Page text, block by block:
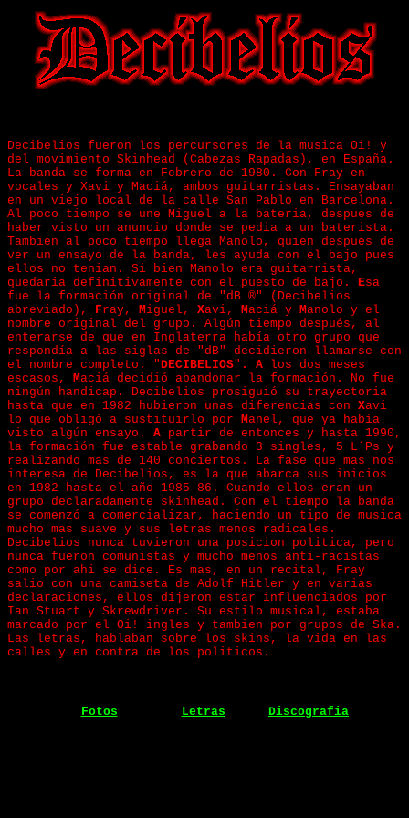
Decibelios fueron los percursores de la musica Oi! y
del movimiento Skinhead (Cabezas Rapadas), en España.
La banda se forma en Febrero de 1980. Con Fray en
vocales y Xavi y Maciá, ambos guitarristas. Ensayaban
en un viejo local de la calle San Pablo en Barcelona.
Al poco tiempo se une Miguel a la bateria, despues de
haber visto un anuncio donde se pedia a un baterista.
Tambien al poco tiempo llega Manolo, quien despues de
ver un ensayo de la banda, les ayuda con el bajo pues
ellos no tenian. Si bien Manolo era guitarrista,
quedaria definitivamente con el puesto de bajo. Esa
fue la formación original de "dB ®" (Decibelios
abreviado),
Fray, Miguel, Xavi, Maciá y Manolo y el
nombre original del grupo. Algún tiempo después, al
enterarse de que en Inglaterra había otro grupo que
respondía a las siglas de "dB" decidieron llamarse con
el nombre completo. "DECIBELIOS" . A los dos meses
escasos, Maciá decidió abandonar la formación. No fue
ningún handicap. Decibelios prosiguió su trayectoria
hasta que en 1982 hubieron unas diferencias con Xavi
lo que obligó a sustituirlo por Manel, que ya había
visto algún ensayo. A partir de entonces y hasta 1990,
la formación fue estable grabando 3 singles, 5 L´Ps y
realizando mas de 140 conciertos. La fase que mas nos
interesa de Decibelios, es la que abarca sus inicios
en 1982 hasta el año 1985-86. Cuando ellos eran un
grupo declaradamente skinhead. Con el tiempo la banda
se comenzó a comercializar, haciendo un tipo de musica
mucho mas suave y sus letras menos radicales.
Decibelios nunca tuvieron una posicion politica, pero
nunca fueron comunistas y mucho menos anti-racistas
como por ahi se dice. Es mas, en un recital, Fray
salio con una camiseta de Adolf Hitler y en varias
declaraciones, ellos dijeron estar influenciados por
Ian Stuart y Skrewdriver. Su estilo musical, estaba
marcado por el Oi! ingles y tambien por grupos de Ska.
Las letras, hablaban sobre los skins, la vida en las
calles y en contra de los politicos.
Fotos Letras Discografia